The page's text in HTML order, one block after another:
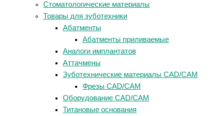
Стоматологические материалы
Товары для зуботехники
Абатменты
Абатменты приливаемые
Аналоги имплантатов
Аттачмены
Зуботехнические материалы CAD/CAM
Фрезы CAD/CAM
Оборудование CAD/CAM
Титановые основания